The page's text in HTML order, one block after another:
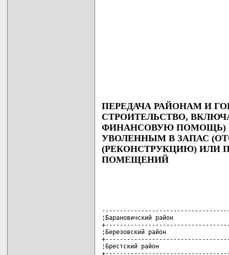
ПЕРЕДАЧА РАЙОНАМ И
СТРОИТЕЛЬСТВО,
ФИНАНСОВУЮ
УВОЛЕННЫМ В ЗАПАС
(РЕКОНСТРУКЦИЮ) ИЛИ
ПОМЕЩЕНИЙ
¦Барановичский район
¦Березовский район
¦Брестский район